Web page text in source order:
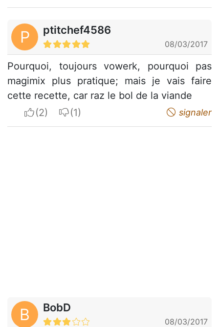
P ptitchef4586
08/03/2017
Pourquoi, toujours vowerk, pourquoi pas
magimix plus pratique; mais je vais faire
cette recette, car raz le bol de la viande
I apreciateI do not appreciate signaler
B BobD
08/03/2017